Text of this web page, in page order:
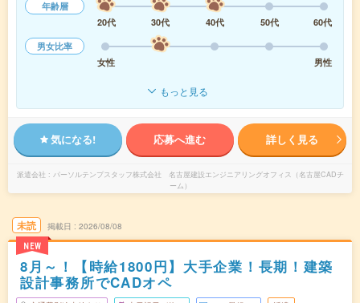
年齢層
20代
30代 40代 50代
60代
男女比率
女性
男性
もっと見る
気になる! 応募へ進む 詳しく見る
派遣会社
パーソルテンプスタッフ株式会社 名古屋建設エンジニアリングオフィス（名古屋CADチ
ーム）
未読
NEW
掲載日 2026/08/08
8月～！【時給1800円】大手企業！長期！建築
設計事務所でCADオペ